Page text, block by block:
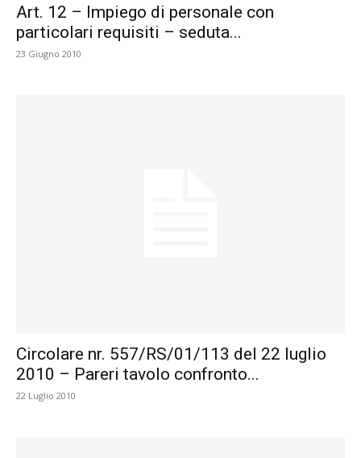
Art. 12 – Impiego di personale con
particolari requisiti – seduta...
23 Giugno 2010
Circolare nr. 557/RS/01/113 del 22 luglio
2010 – Pareri tavolo confronto...
22 Luglio 2010